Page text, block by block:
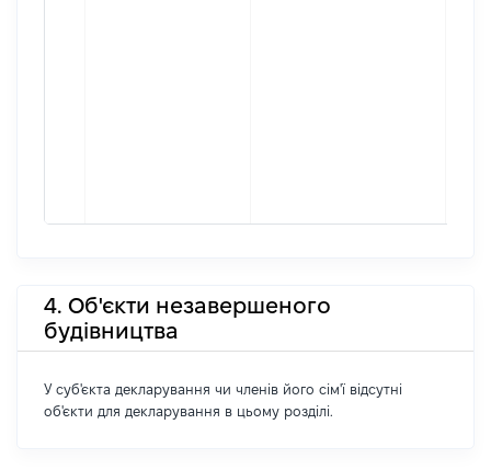
4. Об'єкти незавершеного
будівництва
У суб'єкта декларування чи членів його сім'ї відсутні
об'єкти для декларування в цьому розділі.